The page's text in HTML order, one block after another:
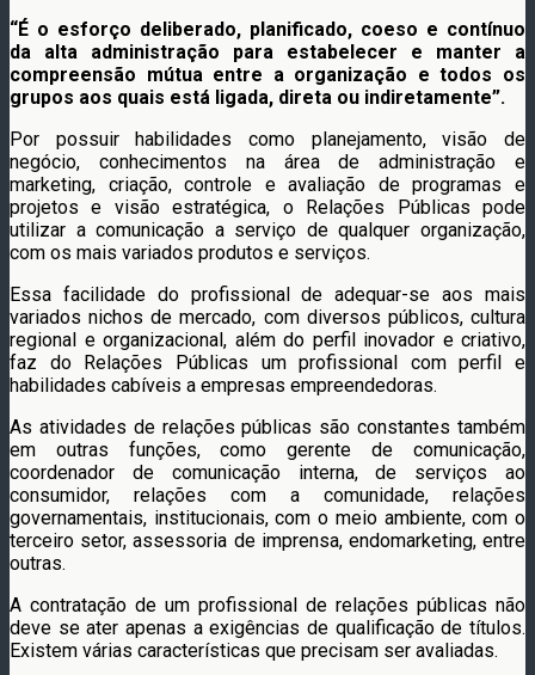
“É o esforço deliberado, planificado, coeso e contínuo
da alta administração para estabelecer e manter a
compreensão mútua entre a organização e todos os
grupos aos quais está ligada, direta ou indiretamente”.
Por possuir habilidades como planejamento, visão de
negócio, conhecimentos na área de administração e
marketing, criação, controle e avaliação de programas e
projetos e visão estratégica, o Relações Públicas pode
utilizar a comunicação a serviço de qualquer organização,
com os mais variados produtos e serviços.
Essa facilidade do profissional de adequar-se aos mais
variados nichos de mercado, com diversos públicos, cultura
regional e organizacional, além do perfil inovador e criativo,
faz do Relações Públicas um profissional com perfil e
habilidades cabíveis a empresas empreendedoras.
As atividades de relações públicas são constantes também
em outras funções, como gerente de comunicação,
coordenador de comunicação interna, de serviços ao
consumidor, relações com a comunidade, relações
governamentais, institucionais, com o meio ambiente, com o
terceiro setor, assessoria de imprensa, endomarketing, entre
outras.
A contratação de um profissional de relações públicas não
deve se ater apenas a exigências de qualificação de títulos.
Existem várias características que precisam ser avaliadas.